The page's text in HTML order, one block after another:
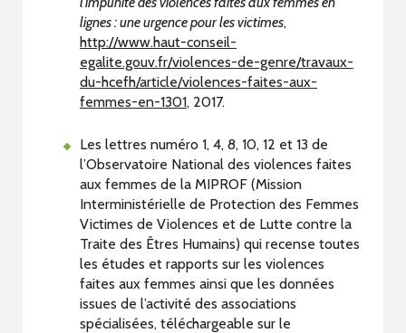
lignes : une urgence pour les victimes,
http://www.haut-conseil-
egalite.gouv.fr/violences-de-genre/travaux-
du-hcefh/article/violences-faites-aux-
femmes-en-1301, 2017.
Les lettres numéro 1, 4, 8, 10, 12 et 13 de
l’Observatoire National des violences faites
aux femmes de la MIPROF (Mission
Interministérielle de Protection des Femmes
Victimes de Violences et de Lutte contre la
Traite des Êtres Humains) qui recense toutes
les études et rapports sur les violences
faites aux femmes ainsi que les données
issues de l’activité des associations
spécialisées, téléchargeable sur le